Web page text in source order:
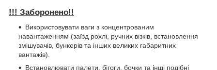
!!! Заборонено!!
Використовувати ваги з концентрованим
навантаженням (заїзд рохлі, ручних візків, встановлення
змішувачів, бункерів та інших великих габаритних
вантажів).
Встановлювати палети, бігоги, бочки та інші подібні